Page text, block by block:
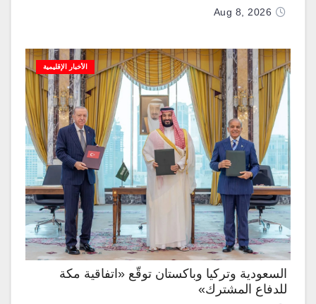
Aug 8, 2026
الأخبار الإقليمية
السعودية وتركيا وباكستان توقّع «اتفاقية مكة
للدفاع المشترك»